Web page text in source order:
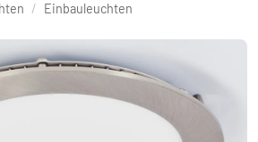
/ Einbauleuchten